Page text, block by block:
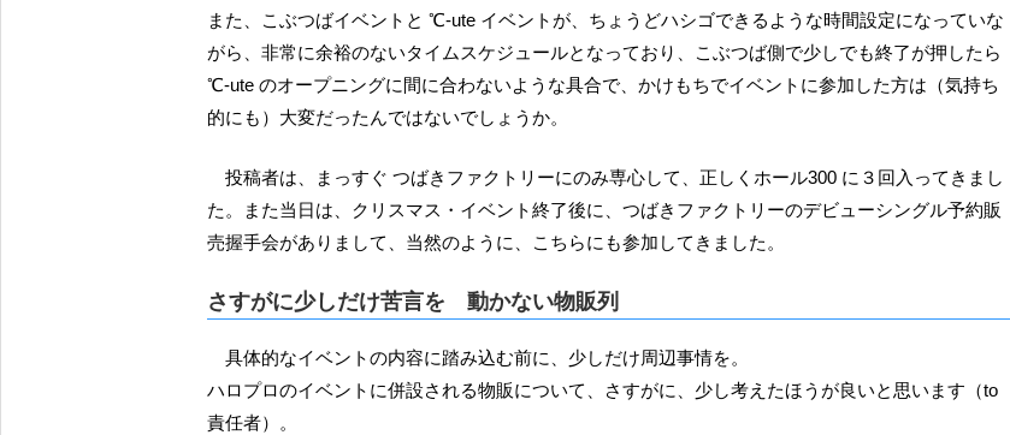
また、こぶつばイベントと ℃-ute イベントが、ちょうどハシゴできるような時間設定になっていな
がら、非常に余裕のないタイムスケジュールとなっており、こぶつば側で少しでも終了が押したら
℃-ute のオープニングに間に合わないような具合で、かけもちでイベントに参加した方は（気持ち
的にも）大変だったんではないでしょうか。
投稿者は、まっすぐ つばきファクトリーにのみ専心して、正しくホール300 に３回入ってきまし
た。また当日は、クリスマス・イベント終了後に、つばきファクトリーのデビューシングル予約販
売握手会がありまして、当然のように、こちらにも参加してきました。
さすがに少しだけ苦言を 動かない物販列
具体的なイベントの内容に踏み込む前に、少しだけ周辺事情を。
ハロプロのイベントに併設される物販について、さすがに、少し考えたほうが良いと思います（to
責任者）。